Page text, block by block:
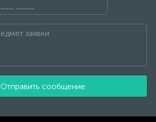
Отправить сообщение